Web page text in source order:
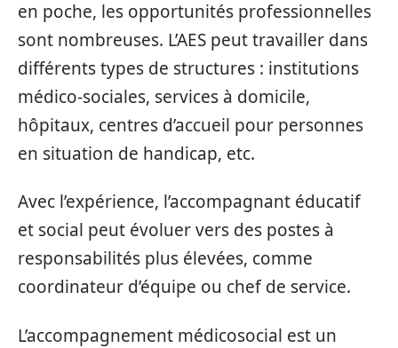
en poche, les opportunités professionnelles
sont nombreuses. L’AES peut travailler dans
différents types de structures : institutions
médico-sociales, services à domicile,
hôpitaux, centres d’accueil pour personnes
en situation de handicap, etc.
Avec l’expérience, l’accompagnant éducatif
et social peut évoluer vers des postes à
responsabilités plus élevées, comme
coordinateur d’équipe ou chef de service.
L’accompagnement médicosocial est un